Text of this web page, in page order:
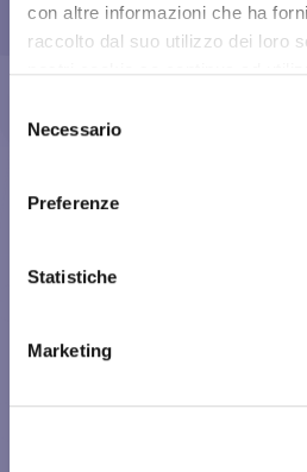
con altre informazioni che ha
raccolto dal suo utilizzo dei loro
delNecessario
Preferenze
Statistiche
Marketing
LE PRINCIPALI
N. 198/2025 –
DECRETO
DEL DECRETO
SICUREZZA
Legge
PRINCIPALI
DALLA
–